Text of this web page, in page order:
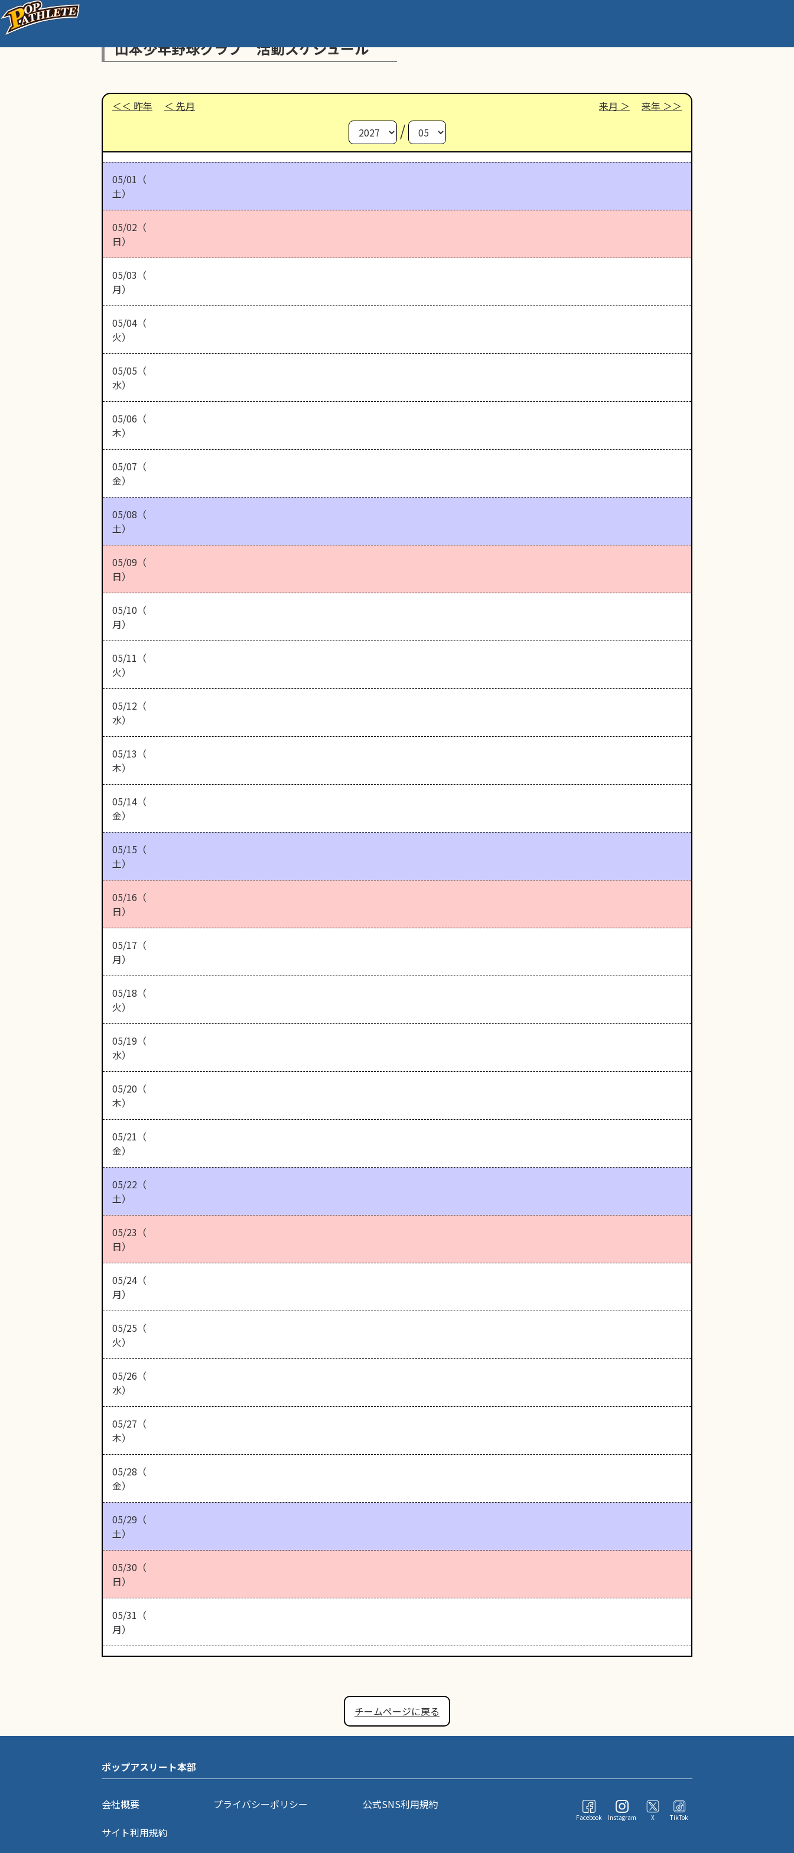
山本少年野球クラブ 活動スケジュール
昨年 先月 来月 来年
/
05/01（
土）
05/02（
日）
05/03（
月）
05/04（
火）
05/05（
水）
05/06（
木）
05/07（
金）
05/08（
土）
05/09（
日）
05/10（
月）
05/11（
火）
05/12（
水）
05/13（
木）
05/14（
金）
05/15（
土）
05/16（
日）
05/17（
月）
05/18（
火）
05/19（
水）
05/20（
木）
05/21（
金）
05/22（
土）
05/23（
日）
05/24（
月）
05/25（
火）
05/26（
水）
05/27（
木）
05/28（
金）
05/29（
土）
05/30（
日）
05/31（
月）
チームページに戻る
ポップアスリート本部
会社概要 プライバシーポリシー
公式SNS利用規約
サイト利用規約
Facebook Instagram X TikTok